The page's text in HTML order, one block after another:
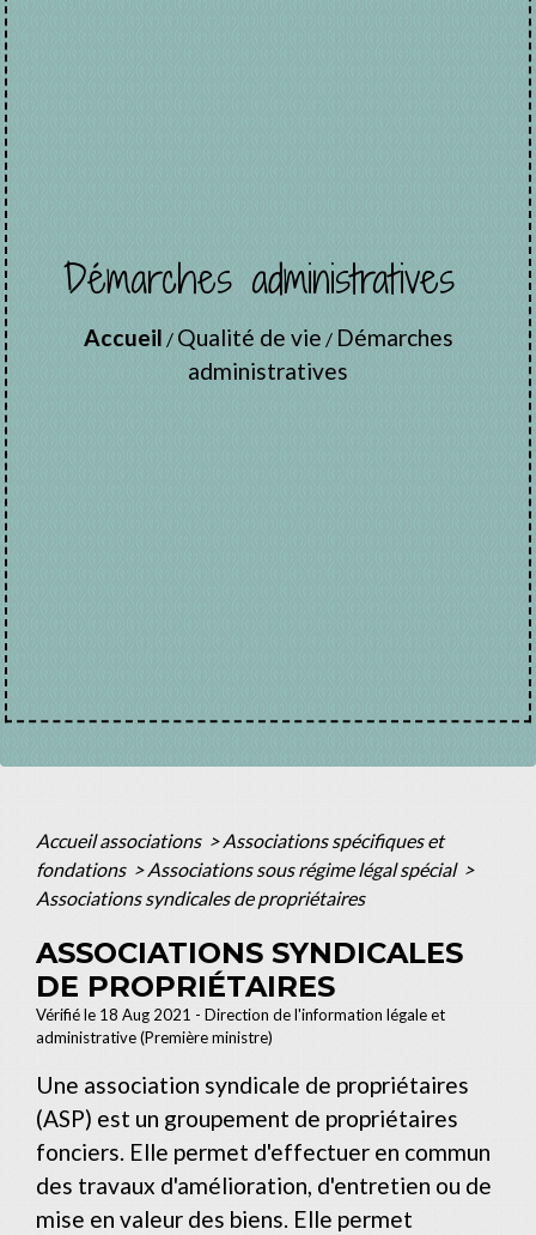
Démarches administratives
Accueil / Qualité de vie / Démarches
administratives
Accueil associations > Associations spécifiques et
fondations > Associations sous régime légal spécial >
Associations syndicales de propriétaires
ASSOCIATIONS SYNDICALES
DE PROPRIÉTAIRES
Vérifié le 18 Aug 2021 - Direction de l'information légale et
administrative (Première ministre)
Une association syndicale de propriétaires
(ASP) est un groupement de propriétaires
fonciers. Elle permet d'effectuer en commun
des travaux d'amélioration, d'entretien ou de
mise en valeur des biens. Elle permet